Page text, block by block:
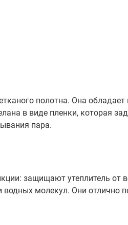
полотна. Она
в виде пленки, которая
пара.
защищают утеплитель от
молекул. Они отлично